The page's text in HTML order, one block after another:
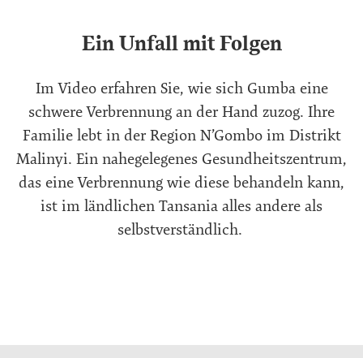
Ein Unfall mit Folgen
Im Video erfahren Sie, wie sich Gumba eine
schwere Verbrennung an der Hand zuzog. Ihre
Familie lebt in der Region N’Gombo im Distrikt
Malinyi. Ein nahegelegenes Gesundheitszentrum,
das eine Verbrennung wie diese behandeln kann,
ist im ländlichen Tansania alles andere als
selbstverständlich.